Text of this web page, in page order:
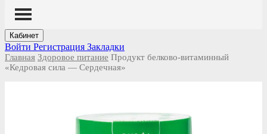
Кабинет
Войти Регистрация Закладки
Главная Здоровое питание Продукт белково-витаминный
«Кедровая сила — Сердечная»